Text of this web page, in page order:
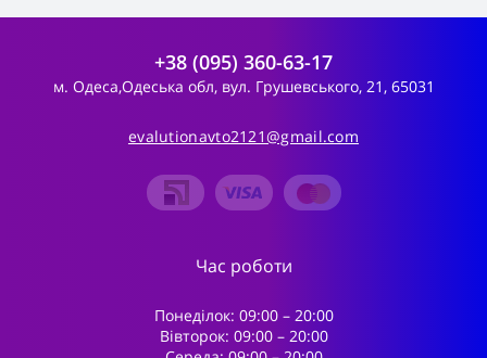
+38 (095) 360-63-17
м. Одеса,Одеська обл, вул. Грушевського, 21, 65031
evalutionavto2121@gmail.com
Час роботи
Понеділок: 09:00 – 20:00
Вівторок: 09:00 – 20:00